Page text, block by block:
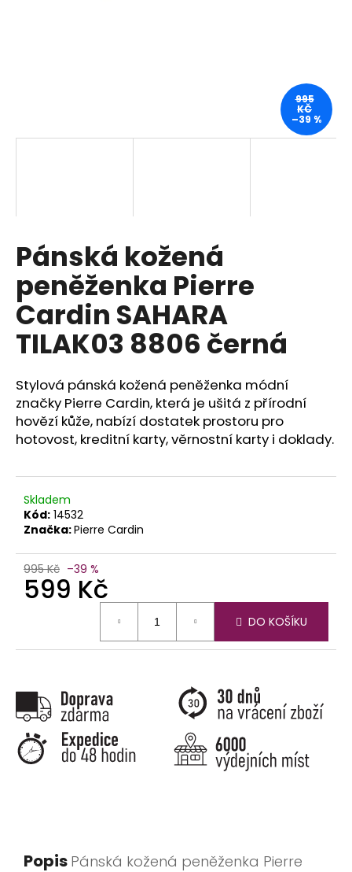
Pánská kožená
peněženka Pierre
Cardin SAHARA
TILAK03 8806 černá
Stylová pánská kožená peněženka módní
značky Pierre Cardin, která je ušitá z přírodní
hovězí kůže, nabízí dostatek prostoru pro
hotovost, kreditní karty, věrnostní karty i doklady.
Skladem
Kód: 14532
Značka:Pierre Cardin
995 Kč –39 %
599 Kč
DO KOŠÍKU
995
KČ
–39 %
Popis Pánská kožená peněženka Pierre
D
o
p
o
r
u
č
j
e
m
e